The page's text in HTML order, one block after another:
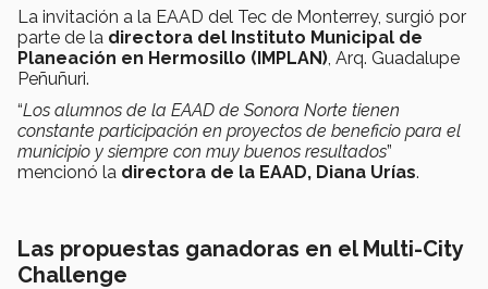
La invitación a la EAAD del Tec de Monterrey, surgió por
parte de la directora del Instituto Municipal de
Planeación en Hermosillo (IMPLAN), Arq. Guadalupe
Peñuñuri.
“Los alumnos de la EAAD de Sonora Norte tienen
constante participación en proyectos de beneficio para el
municipio y siempre con muy buenos resultados”
mencionó la directora de la EAAD, Diana Urías.
Las propuestas ganadoras en el Multi-City
Challenge